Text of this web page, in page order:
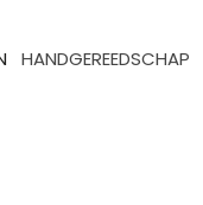
HANDGEREEDSCHAP